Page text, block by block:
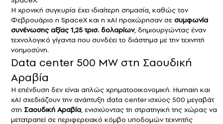
Η χρονική συγκυρία έχει ιδιαίτερη σημασία, καθώς τον
Φεβρουάριο η SpaceX και η xAI προχώρησαν σε συμφωνία
συνένωσης αξίας 1,25 τρισ. δολαρίων, δημιουργώντας έναν
τεχνολογικό γίγαντα που συνδέει το διάστημα με την τεχνητή
νοημοσύνη.
Data center 500 MW στη Σαουδική
Αραβία
Η επένδυση δεν είναι απλώς χρηματοοικονομική. Humain και
xAI σχεδιάζουν την ανάπτυξη data center ισχύος 500 μεγαβάτ
στη Σαουδική Αραβία, ενισχύοντας τη στρατηγική της χώρας να
μετατραπεί σε περιφερειακό κόμβο υποδομών τεχνητής